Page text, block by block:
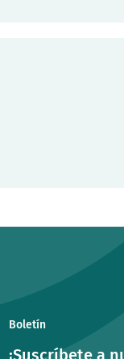
Boletín
¡Suscríbete a